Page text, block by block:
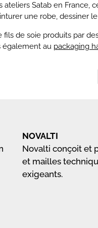
ateliers Satab en France,
une robe, dessiner
fils de soie produits par
au packaging
NOVALTI
Novalti conçoit et
et mailles
exigeants.